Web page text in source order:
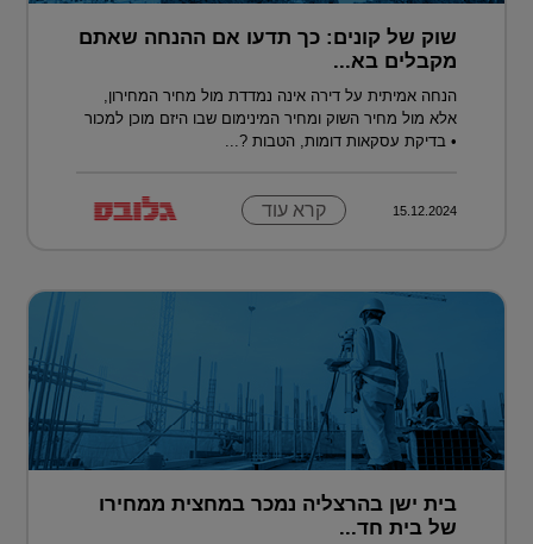
שוק של קונים: כך תדעו אם ההנחה שאתם
מקבלים בא...
הנחה אמיתית על דירה אינה נמדדת מול מחיר המחירון,
אלא מול מחיר השוק ומחיר המינימום שבו היזם מוכן למכור
• בדיקת עסקאות דומות, הטבות ?...
15.12.2024 קרא עוד
בית ישן בהרצליה נמכר במחצית ממחירו
של בית חד...